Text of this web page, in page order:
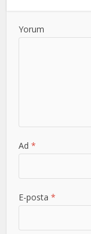
Yorum
Ad*
E-posta*